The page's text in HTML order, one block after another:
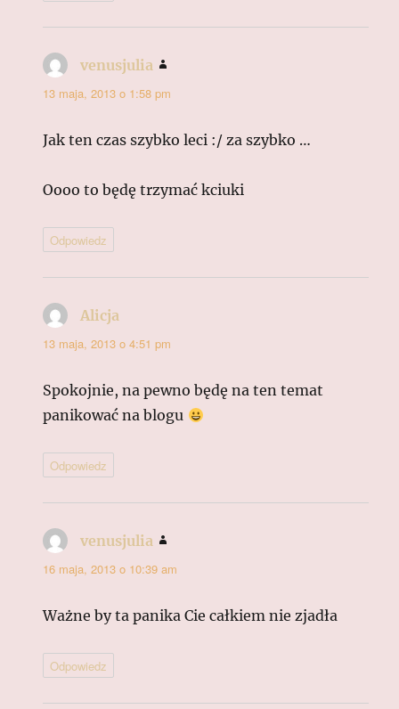
venusjulia
13 maja, 2013 o 1:58 pm
Jak ten czas szybko leci :/ za szybko …
Oooo to będę trzymać kciuki
Odpowiedz
Alicja
13 maja, 2013 o 4:51 pm
Spokojnie, na pewno będę na ten temat
panikować na blogu
Odpowiedz
venusjulia
16 maja, 2013 o 10:39 am
Ważne by ta panika Cie całkiem nie zjadła
Odpowiedz